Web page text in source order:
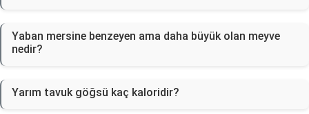
Yaban mersine benzeyen ama daha büyük olan meyve
nedir?
Yarım tavuk göğsü kaç kaloridir?